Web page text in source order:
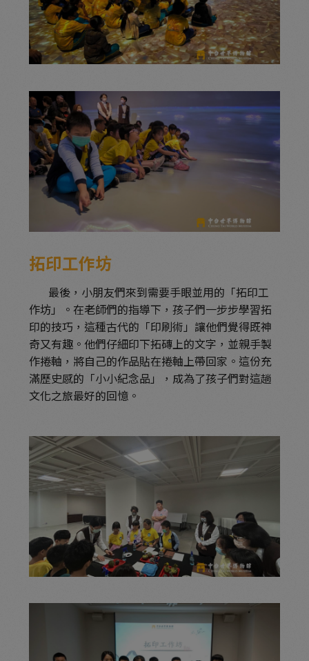
拓印工作坊
最後，小朋友們來到需要手眼並用的「拓印工
作坊」。在老師們的指導下，孩子們一步步學習拓
印的技巧，這種古代的「印刷術」讓他們覺得既神
奇又有趣。他們仔細印下拓磚上的文字，並親手製
作捲軸，將自己的作品貼在捲軸上帶回家。這份充
滿歷史感的「小小紀念品」，成為了孩子們對這趟
文化之旅最好的回憶。